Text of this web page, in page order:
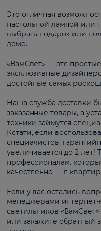
Это отличная
настольной лампой или
выбрать подарок или
доме.
«ВамСвет» — это
эксклюзивные
достойные самых
Наша служба доставки
заказанные товары, а
техники займутся
Кстати, если
специалистов,
увеличивается до 2 лет!
профессионалам,
качественно — в
Если у вас остались
менеджерами интернет-
светильников
или закажите обратный